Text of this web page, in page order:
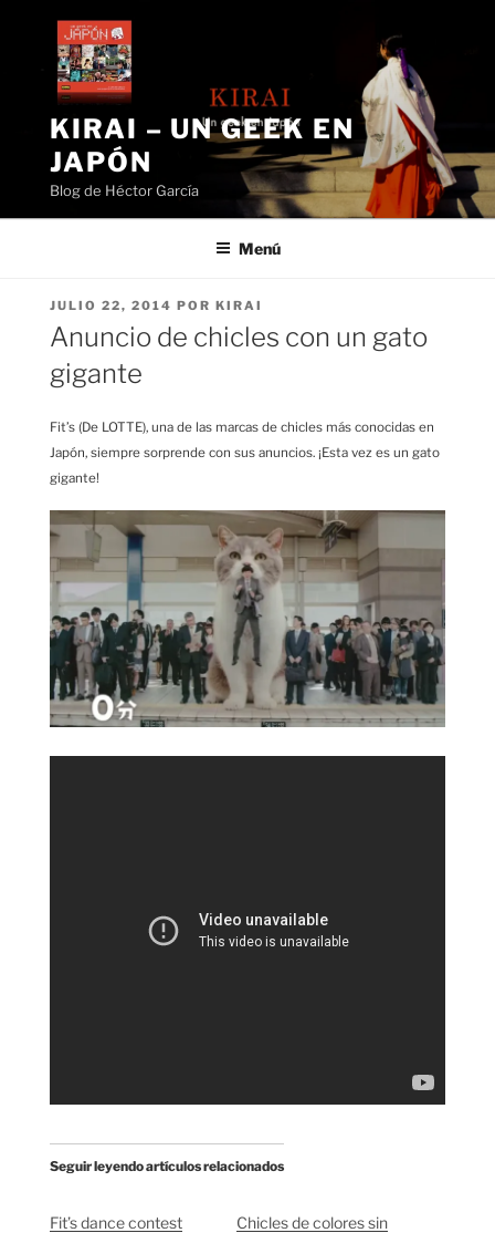
contenido
KIRAI – UN GEEK EN
JAPÓN
Blog de Héctor García
Menú
PUBLICADO
EL
JULIO 22, 2014 POR KIRAI
Anuncio de chicles con un gato
gigante
Fit’s (De LOTTE), una de las marcas de chicles más conocidas en
Japón, siempre sorprende con sus anuncios. ¡Esta vez es un gato
gigante!
Seguir leyendo artículos relacionados
Fit’s dance contest
Chicles de colores sin